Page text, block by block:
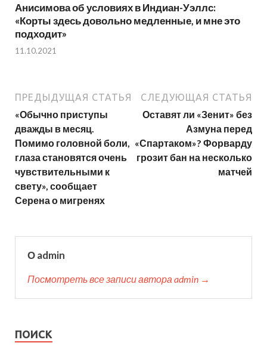
Анисимова об условиях в Индиан-Уэллс:
«Корты здесь довольно медленные, и мне это
подходит»
11.10.2021
ПРЕДЫДУЩАЯ СТАТЬЯ
«Обычно приступы
дважды в месяц.
Помимо головной боли,
глаза становятся очень
чувствительными к
свету», сообщает
Серена о мигренях
СЛЕДУЮЩАЯ СТАТЬЯ
Оставят ли «Зенит» без
Азмуна перед
«Спартаком»? Форварду
грозит бан на несколько
матчей
О admin
Посмотреть все записи автора admin →
ПОИСК